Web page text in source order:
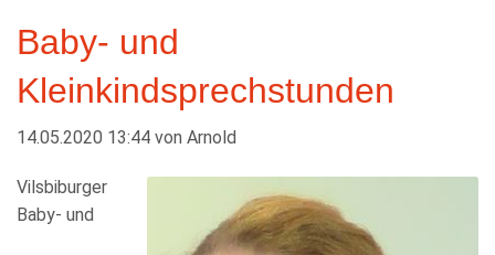
VELDEN
GESCHICHTE
LEBEN+WOHNEN
BILDUNG+SOZIALES
Baby- und
Kleinkindsprechstunden
14.05.2020 13:44 von Arnold
Vilsbiburger
Baby- und